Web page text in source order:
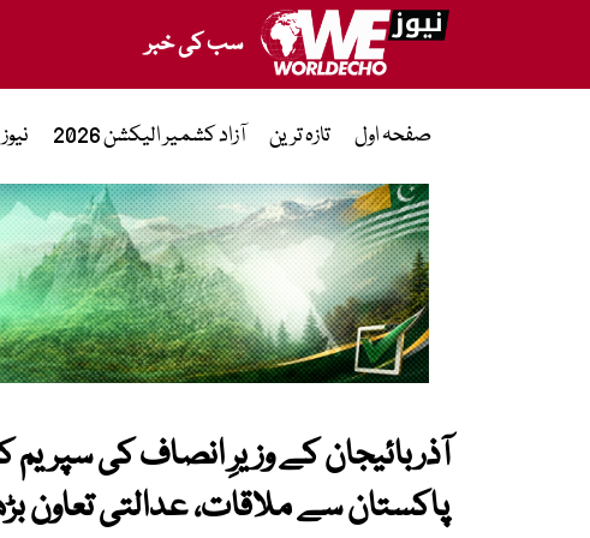
سب کی خبر
صفحہ اول تازہ ترین آزاد کشمیر الیکشن 2026 نیوز
آذربائیجان کے وزیرِ انصاف کی
پاکستان سے ملاقات، عدالتی تعاون